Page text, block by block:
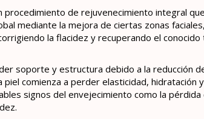
procedimiento de rejuvenecimiento integral
mediante la mejora de ciertas zonas
la flacidez y recuperando el conocido
soporte y estructura debido a la reducción
comienza a perder elasticidad, hidratación
signos del envejecimiento como la pérdida